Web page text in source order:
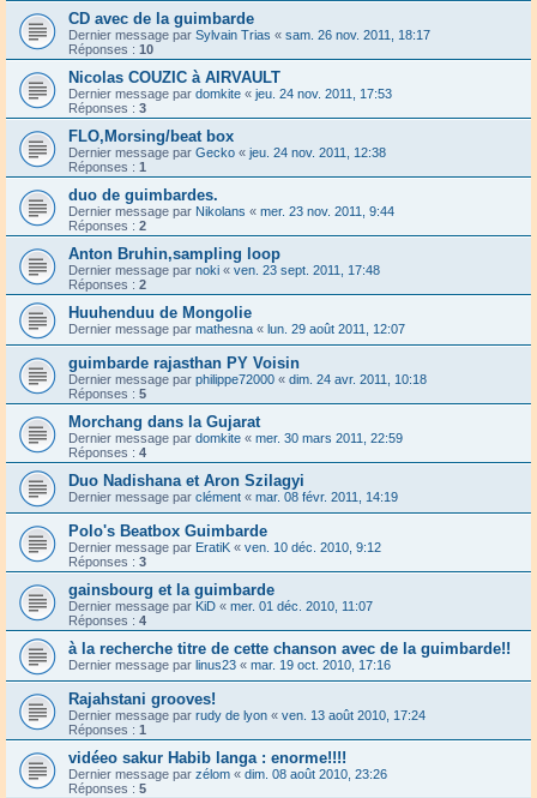
CD avec de la guimbarde
Dernier message par Sylvain Trias « sam. 26 nov. 2011, 18:17
Réponses : 10
Nicolas COUZIC à AIRVAULT
Dernier message par domkite « jeu. 24 nov. 2011, 17:53
Réponses : 3
FLO,Morsing/beat box
Dernier message par Gecko « jeu. 24 nov. 2011, 12:38
Réponses : 1
duo de guimbardes.
Dernier message par Nikolans « mer. 23 nov. 2011, 9:44
Réponses : 2
Anton Bruhin,sampling loop
Dernier message par noki « ven. 23 sept. 2011, 17:48
Réponses : 2
Huuhenduu de Mongolie
Dernier message par mathesna « lun. 29 août 2011, 12:07
guimbarde rajasthan PY Voisin
Dernier message par philippe72000 « dim. 24 avr. 2011, 10:18
Réponses : 5
Morchang dans la Gujarat
Dernier message par domkite « mer. 30 mars 2011, 22:59
Réponses : 4
Duo Nadishana et Aron Szilagyi
Dernier message par clément « mar. 08 févr. 2011, 14:19
Polo's Beatbox Guimbarde
Dernier message par EratiK « ven. 10 déc. 2010, 9:12
Réponses : 3
gainsbourg et la guimbarde
Dernier message par KiD « mer. 01 déc. 2010, 11:07
Réponses : 4
à la recherche titre de cette chanson avec de la guimbarde!!
Dernier message par linus23 « mar. 19 oct. 2010, 17:16
Rajahstani grooves!
Dernier message par rudy de lyon « ven. 13 août 2010, 17:24
Réponses : 1
vidéeo sakur Habib langa : enorme!!!!
Dernier message par zélom « dim. 08 août 2010, 23:26
Réponses : 5